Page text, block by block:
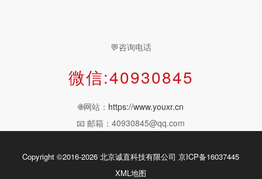
💬咨询电话
微信:40930845
🌐网站： https://www.youxr.cn
📧 邮箱：40930845@qq.com
Copyright ©2016-2026 北京诚直科技有限公司京ICP备16037445
XML地图